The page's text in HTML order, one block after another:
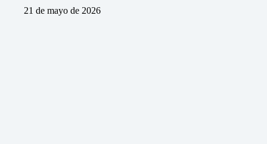
21 de mayo de 2026